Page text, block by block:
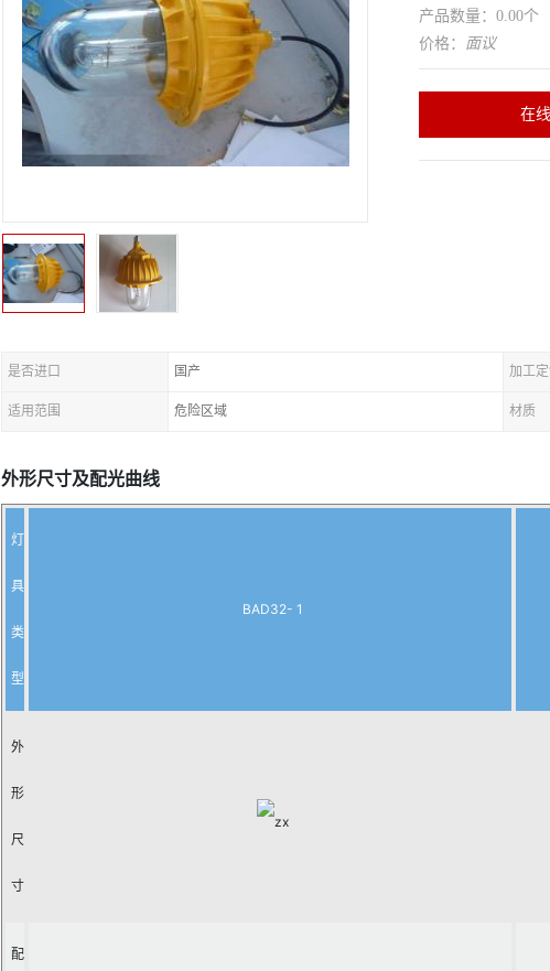
产品数量：0.00个
价格： 面议
在
是否进口 国产 加工定
适用范围 危险区域 材质
外形尺寸及配光曲线
灯
具
类
型
BAD32- 1
外
形
尺
寸
配